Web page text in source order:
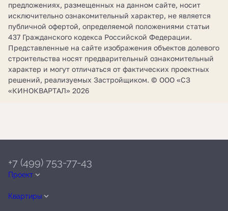
предложениях, размещенных на данном сайте, носит
исключительно ознакомительный характер, не является
публичной офертой, определяемой положениями статьи
437 Гражданского кодекса Российской Федерации.
Представленные на сайте изображения объектов долевого
строительства носят предварительный ознакомительный
характер и могут отличаться от фактических проектных
решений, реализуемых Застройщиком. © ООО «СЗ
«КИНОКВАРТАЛ» 2026
Проект
Квартиры
+7 (499) 753-77-43